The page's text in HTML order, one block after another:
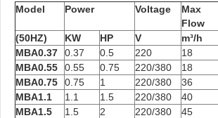
Model Power Voltage
Max
Flow
(50HZ) KW HP V m³/h
MBA0.37
0.37 0.5 220 18
MBA0.55
0.55 0.75 220/380 18
MBA0.75
0.75 1 220/380 36
MBA1.1
1.1 1.5 220/380 40
MBA1.5
1.5 2 220/380 45